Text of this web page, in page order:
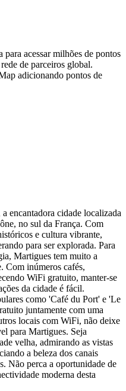
acessar milhões de pontos
de parceiros global.
adicionando pontos de
encantadora cidade localizada
no sul da França. Com
e cultura vibrante,
para ser explorada. Para
Martigues tem muito a
Com inúmeros cafés,
WiFi gratuito, manter-se
da cidade é fácil.
como 'Café du Port' e 'Le
juntamente com uma
locais com WiFi, não deixe
para Martigues. Seja
velha, admirando as vistas
a beleza dos canais
Não perca a oportunidade de
moderna desta